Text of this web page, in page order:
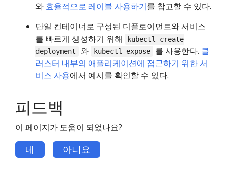
와 효율적으로 레이블 사용하기를 참고할 수 있다.
단일 컨테이너로 구성된 디플로이먼트와 서비스
를 빠르게 생성하기 위해
kubectl create
deployment
와 kubectl expose 를 사용한다. 클
러스터 내부의 애플리케이션에 접근하기 위한 서
비스 사용에서 예시를 확인할 수 있다.
피드백
이 페이지가 도움이 되었나요?
네 아니요